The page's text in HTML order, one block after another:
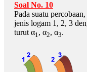
Soal No. 10
Pada suatu
jenis logam 1, 2, 3
turut α1, α2, α3.